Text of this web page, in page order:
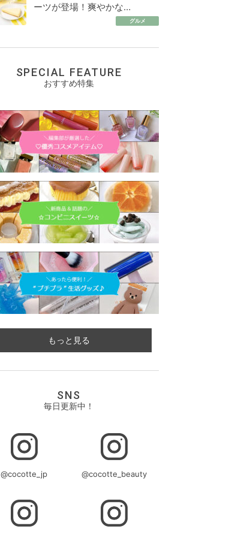
ーツが登場！爽やかな…
グルメ
SPECIAL FEATURE
おすすめ特集
もっと見る
SNS
毎日更新中！
@cocotte_jp @cocotte_beauty